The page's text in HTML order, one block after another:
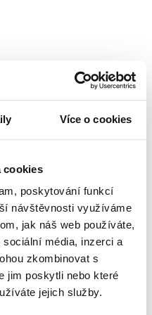
Více o cookies
cookies
poskytování funkcí
návštěvnosti využíváme
jak náš web používáte,
média, inzerci a
zkombinovat s
jim poskytli nebo které
jejich služby.
přinášíme
článků a analýz.
a mějte tak
a
Česku šíří.
WhatsApp